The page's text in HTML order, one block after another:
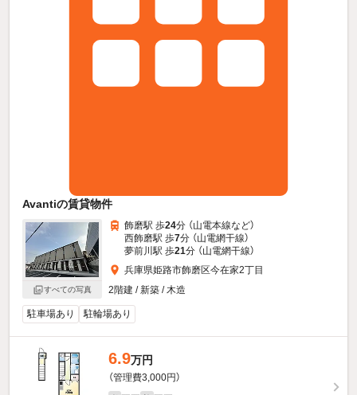
Avantiの賃貸物件
すべての写真
飾磨駅 歩24分 （山電本線など）
西飾磨駅 歩7分 （山電網干線）
夢前川駅 歩21分 （山電網干線）
兵庫県姫路市飾磨区今在家2丁目
2階建 / 新築 / 木造
駐車場あり 駐輪場あり
6.9万円
（管理費3,000円）